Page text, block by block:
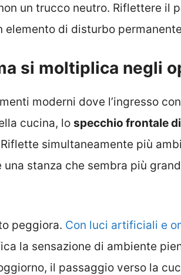
un trucco neutro. Riflettere il
elemento di disturbo
si moltiplica negli
moderni dove l’ingresso
cucina, lo specchio frontale
simultaneamente più
una stanza che sembra più
peggiora. Con luci artificiali e
la sensazione di ambiente
il passaggio verso la